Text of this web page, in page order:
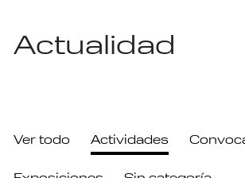
Actualidad
Ver todo Actividades